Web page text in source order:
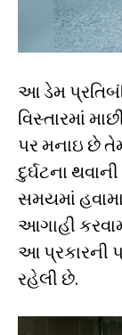
આ ડેમ
વિસ્તારમાં
પર મનાઇ છે
દુર્ઘટના
સમયમાં
આગાહી
આ પ્રકારની
રહેલી છે.